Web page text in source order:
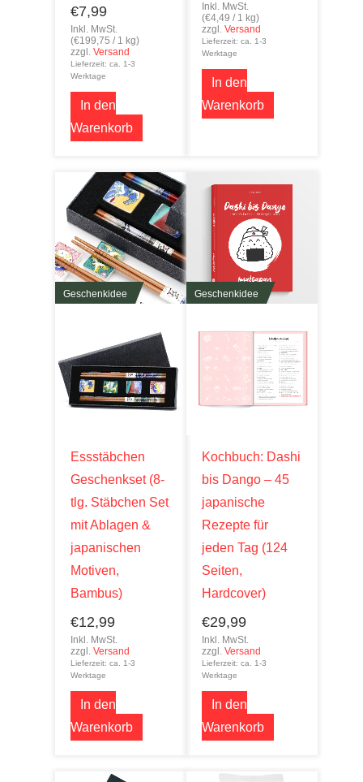
€7,99
Inkl. MwSt.
(€199,75 / 1 kg)
zzgl.Versand
Lieferzeit: ca. 1-3
Werktage
In den
Warenkorb
Inkl. MwSt.
(€4,49 / 1 kg)
zzgl.Versand
Lieferzeit: ca. 1-3
Werktage
In den
Warenkorb
Geschenkidee
Essstäbchen
Geschenkset (8-
tlg. Stäbchen Set
mit Ablagen &
japanischen
Motiven,
Bambus)
€12,99
Inkl. MwSt.
zzgl.Versand
Lieferzeit: ca. 1-3
Werktage
In den
Warenkorb
Geschenkidee
Kochbuch: Dashi
bis Dango – 45
japanische
Rezepte für
jeden Tag (124
Seiten,
Hardcover)
€29,99
Inkl. MwSt.
zzgl.Versand
Lieferzeit: ca. 1-3
Werktage
In den
Warenkorb